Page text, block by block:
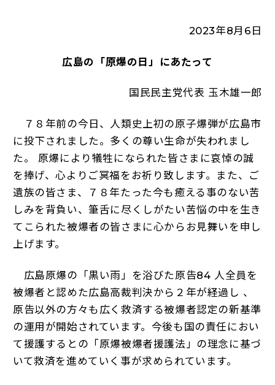
2023年8月6日
広島の「原爆の日」にあたって
国民民主党代表 玉木雄一郎
７８年前の今日、人類史上初の原子爆弾が広島市
に投下されました。多くの尊い生命が失われまし
た。 原爆により犠牲になられた皆さまに哀悼の誠
を捧げ、心よりご冥福をお祈り致します。また、ご
遺族の皆さま、７８年たった今も癒える事のない苦
しみを背負い、筆舌に尽くしがたい苦悩の中を生き
てこられた被爆者の皆さまに心からお見舞いを申し
上げます。
広島原爆の「黒い雨」を浴びた原告84 人全員を
被爆者と認めた広島高裁判決から２年が経過し 、
原告以外の方々も広く救済する被爆者認定の新基準
の運用が開始されています。今後も国の責任におい
て援護するとの「原爆被爆者援護法」の理念に基づ
いて救済を進めていく事が求められています。